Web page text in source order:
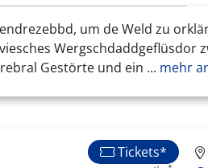
um de Weld zu
Wergschdaddgeflüsdor
Gestörte und ein ... mehr
Tickets*